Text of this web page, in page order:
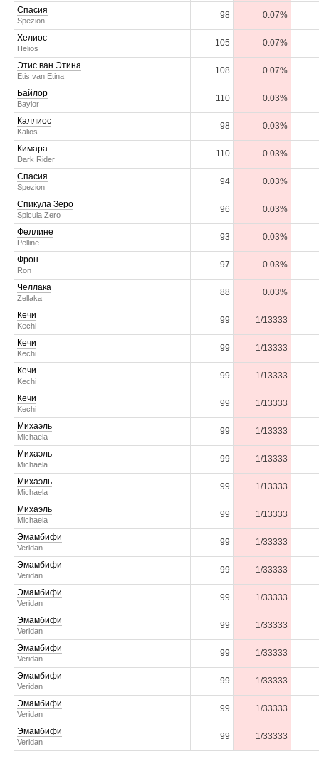
Спасия
Spezion
98 0.07%
Хелиос
Helios
105 0.07%
Этис ван Этина
Etis van Etina
108 0.07%
Байлор
Baylor
110 0.03%
Каллиос
Kalios
98 0.03%
Кимара
Dark Rider
110 0.03%
Спасия
Spezion
94 0.03%
Спикула Зеро
Spicula Zero
96 0.03%
Феллине
Pelline
93 0.03%
Фрон
Ron
97 0.03%
Челлака
Zellaka
88 0.03%
Кечи
Kechi
99 1/13333
Кечи
Kechi
99 1/13333
Кечи
Kechi
99 1/13333
Кечи
Kechi
99 1/13333
Михаэль
Michaela
99 1/13333
Михаэль
Michaela
99 1/13333
Михаэль
Michaela
99 1/13333
Михаэль
Michaela
99 1/13333
Эмамбифи
Veridan
99 1/33333
Эмамбифи
Veridan
99 1/33333
Эмамбифи
Veridan
99 1/33333
Эмамбифи
Veridan
99 1/33333
Эмамбифи
Veridan
99 1/33333
Эмамбифи
Veridan
99 1/33333
Эмамбифи
Veridan
99 1/33333
Эмамбифи
Veridan
99 1/33333